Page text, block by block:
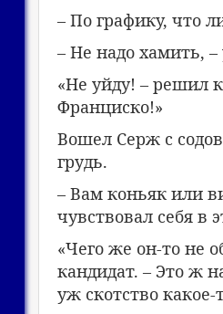
– По графику, что
– Не надо хамить, –
«Не уйду! – решил
Франциско!»
Вошел Серж с
грудь.
– Вам коньяк или
чувствовал себя в
«Чего же он-то не
кандидат. – Это ж
уж скотство какое-